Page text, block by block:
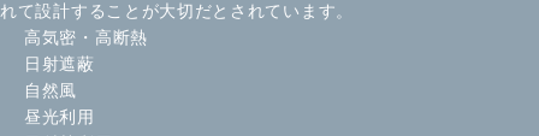
れて設計することが大切だとされています。
高気密・高断熱
日射遮蔽
自然風
昼光利用